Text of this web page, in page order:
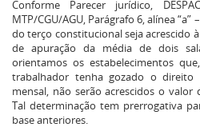
Conforme Parecer jurídico,
MTP/CGU/AGU, Parágrafo 6, alínea
do terço constitucional seja acrescido
de apuração da média de dois
orientamos os estabelecimentos
trabalhador tenha gozado o direito
mensal, não serão acrescidos o
Tal determinação tem prerrogativa
base anteriores.